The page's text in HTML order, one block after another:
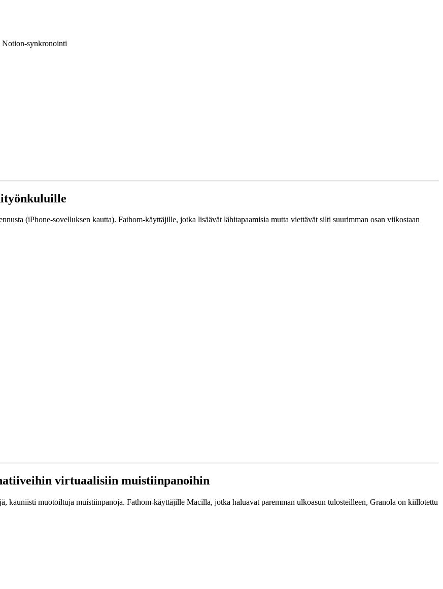
Notion-synkronointi
(iPhone-sovelluksen kautta). Fathom-käyttäjille, jotka lisäävät lähitapaamisia mutta viettävät silti suurimman osan viikostaan
virtuaalisiin muistiinpanoihin
kauniisti muotoiltuja muistiinpanoja. Fathom-käyttäjille Macilla, jotka haluavat paremman ulkoasun tulosteilleen, Granola on kiillotettu